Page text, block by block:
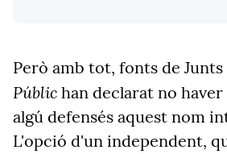
Però amb tot, fonts de
Públic han declarat no
algú defensés aquest nom
L'opció d'un independent,